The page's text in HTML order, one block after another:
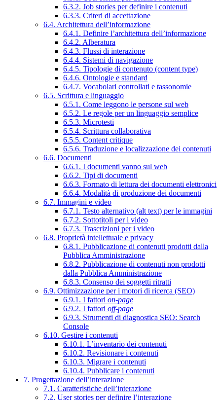
6.3.2. Job stories per definire i contenuti
6.3.3. Criteri di accettazione
6.4. Architettura dell’informazione
6.4.1. Definire l’architettura dell’informazione
6.4.2. Alberatura
6.4.3. Flussi di interazione
6.4.4. Sistemi di navigazione
6.4.5. Tipologie di contenuto (content type)
6.4.6. Ontologie e standard
6.4.7. Vocabolari controllati e tassonomie
6.5. Scrittura e linguaggio
6.5.1. Come leggono le persone sul web
6.5.2. Le regole per un linguaggio semplice
6.5.3. Microtesti
6.5.4. Scrittura collaborativa
6.5.5. Content critique
6.5.6. Traduzione e localizzazione dei contenuti
6.6. Documenti
6.6.1. I documenti vanno sul web
6.6.2. Tipi di documenti
6.6.3. Formato di lettura dei documenti elettronici
6.6.4. Modalità di produzione dei documenti
6.7. Immagini e video
6.7.1. Testo alternativo (alt text) per le immagini
6.7.2. Sottotitoli per i video
6.7.3. Trascrizioni per i video
6.8. Proprietà intellettuale e privacy
6.8.1. Pubblicazione di contenuti prodotti dalla
Pubblica Amministrazione
6.8.2. Pubblicazione di contenuti non prodotti
dalla Pubblica Amministrazione
6.8.3. Consenso dei soggetti ritratti
6.9. Ottimizzazione per i motori di ricerca (SEO)
6.9.1. I fattori on-page
6.9.2. I fattori off-page
6.9.3. Strumenti di diagnostica SEO: Search
Console
6.10. Gestire i contenuti
6.10.1. L’inventario dei contenuti
6.10.2. Revisionare i contenuti
6.10.3. Migrare i contenuti
6.10.4. Pubblicare i contenuti
7. Progettazione dell’interazione
7.1. Caratteristiche dell’interazione
7.2. User stories per definire l’interazione